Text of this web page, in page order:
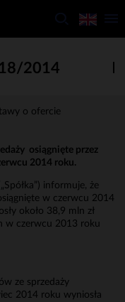
18/2014
o ofercie
osiągnięte przez
2014 roku.
informuje, że
w czerwcu 2014
około 38,9 mln zł
w czerwcu 2013 roku
ze sprzedaży
2014 roku wyniosła